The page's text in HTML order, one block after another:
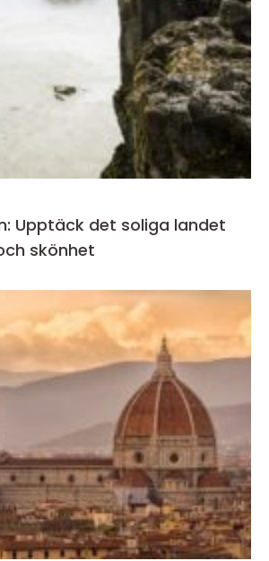
Upptäck det soliga landet
skönhet